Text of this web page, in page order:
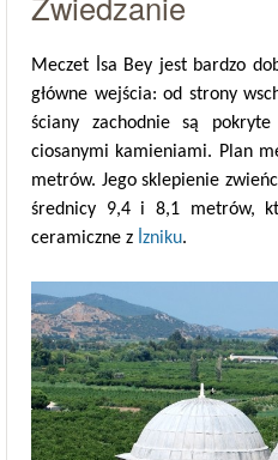
Meczet İsa Bey jest bardzo
główne wejścia: od strony
ściany zachodnie są
ciosanymi kamieniami. Plan
metrów. Jego sklepienie
średnicy 9,4 i 8,1 metrów,
ceramiczne z İzniku.